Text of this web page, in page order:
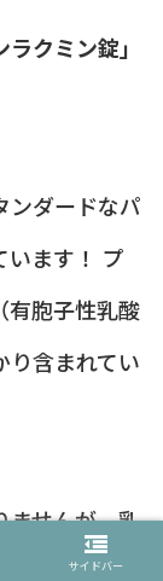
ラクミン錠」
ンダードなパ
います！ プ
有胞子性乳酸
り含まれてい
ませんが、乳
の部分は同
サイドバー